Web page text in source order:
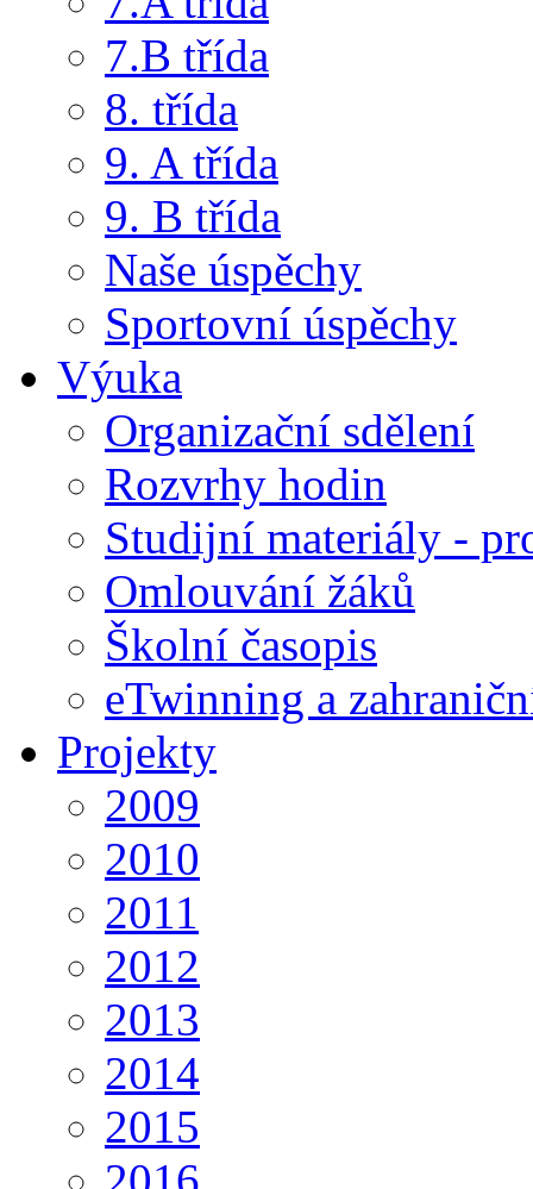
7.B třída
8. třída
9. A třída
9. B třída
Naše úspěchy
Sportovní úspěchy
Výuka
Organizační sdělení
Rozvrhy hodin
Studijní materiály -
Omlouvání žáků
Školní časopis
eTwinning a
Projekty
2009
2010
2011
2012
2013
2014
2015